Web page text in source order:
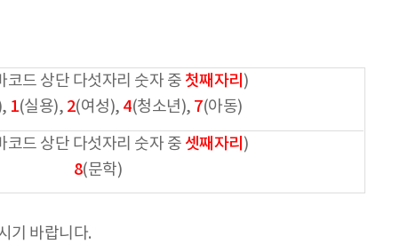
코드 상단 다섯자리 숫자 중 첫째자리 )
1(실용), 2(여성), 4(청소년), 7(아동)
코드 상단 다섯자리 숫자 중 셋째자리 )
8(문학)
기 바랍니다.